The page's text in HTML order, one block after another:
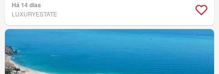
Há 14 dias
LUXURYESTATE